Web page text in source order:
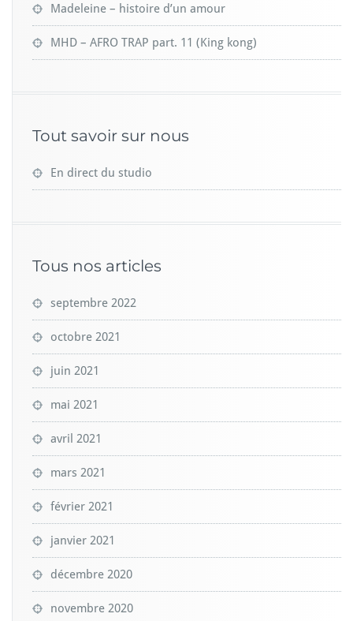
Madeleine – histoire d’un amour
MHD – AFRO TRAP part. 11 (King kong)
Tout savoir sur nous
En direct du studio
Tous nos articles
septembre 2022
octobre 2021
juin 2021
mai 2021
avril 2021
mars 2021
février 2021
janvier 2021
décembre 2020
novembre 2020